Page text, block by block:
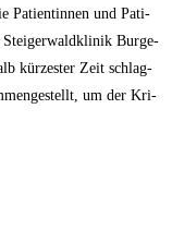
Pati­en­tin­nen und Pati­
Stei­ger­wald­kli­nik Bur­ge­
kür­zes­ter Zeit schlag­
um der Kri­